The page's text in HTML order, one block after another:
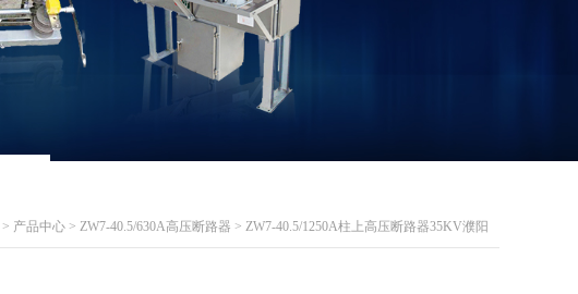
> 产品中心 > ZW7-40.5/630A高压断路器 > ZW7-40.5/1250A柱上高压断路器35KV濮阳